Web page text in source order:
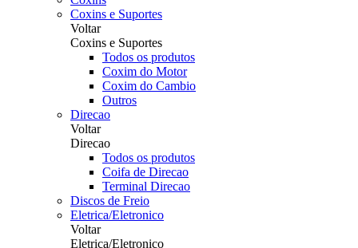
Coxins e Suportes
Voltar
Coxins e Suportes
Todos os produtos
Coxim do Motor
Coxim do Cambio
Outros
Direcao
Voltar
Direcao
Todos os produtos
Coifa de Direcao
Terminal Direcao
Discos de Freio
Eletrica/Eletronico
Voltar
Eletrica/Eletronico